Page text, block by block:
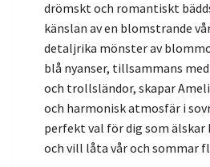
drömskt och romantiskt
känslan av en blomstrande
detaljrika mönster av
blå nyanser, tillsammans
och trollsländor, skapar
och harmonisk atmosfär i
perfekt val för dig som
och vill låta vår och sommar